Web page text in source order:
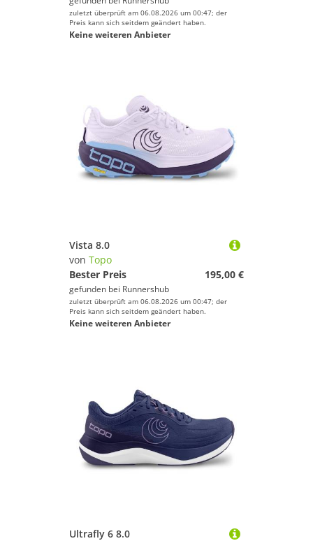
zuletzt überprüft am 06.08.2026 um 00:47; der
Preis kann sich seitdem geändert haben.
Keine weiteren Anbieter
Vista 8.0
von Topo
Bester Preis
195,00 €
gefunden bei Runnershub
zuletzt überprüft am 06.08.2026 um 00:47; der
Preis kann sich seitdem geändert haben.
Keine weiteren Anbieter
Ultrafly 6 8.0